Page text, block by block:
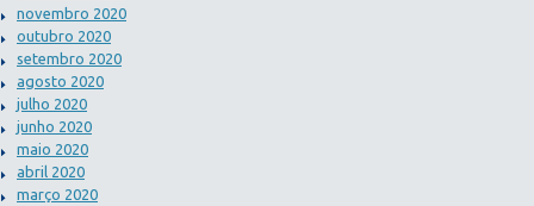
novembro 2020
outubro 2020
setembro 2020
agosto 2020
julho 2020
junho 2020
maio 2020
abril 2020
março 2020